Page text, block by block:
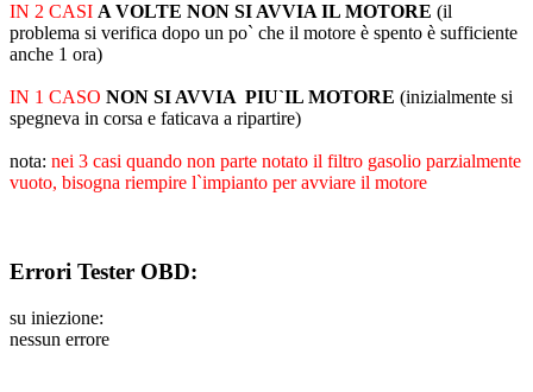
IN 2 CASI A VOLTE NON SI AVVIA IL MOTORE (il
problema si verifica dopo un po` che il motore è spento è sufficiente
anche 1 ora)
IN 1 CASO NON SI AVVIA PIU`IL MOTORE (inizialmente si
spegneva in corsa e faticava a ripartire)
nota: nei 3 casi quando non parte notato il filtro gasolio parzialmente
vuoto, bisogna riempire l`impianto per avviare il motore
Errori Tester OBD:
su iniezione:
nessun errore